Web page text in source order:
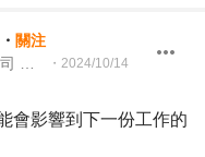
・ 關注
・ 2024/10/14
會影響到下一份工作的